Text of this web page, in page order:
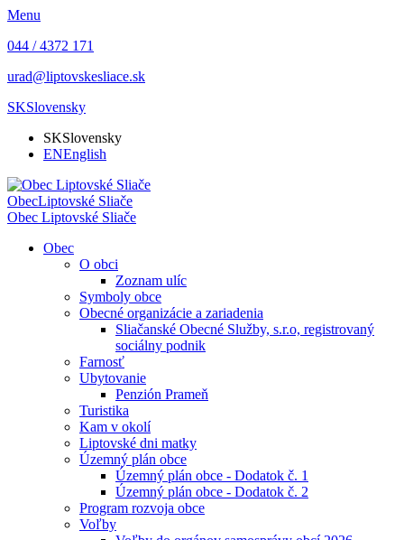
Menu
044 / 4372 171
urad@liptovskesliace.sk
SKSlovensky
SKSlovensky
ENEnglish
ObecLiptovské Sliače
Obec Liptovské Sliače
Obec
O obci
Zoznam ulíc
Symboly obce
Obecné organizácie a zariadenia
Sliačanské Obecné Služby, s.r.o, registrovaný
sociálny podnik
Farnosť
Ubytovanie
Penzión Prameň
Turistika
Kam v okolí
Liptovské dni matky
Územný plán obce
Územný plán obce - Dodatok č. 1
Územný plán obce - Dodatok č. 2
Program rozvoja obce
Voľby